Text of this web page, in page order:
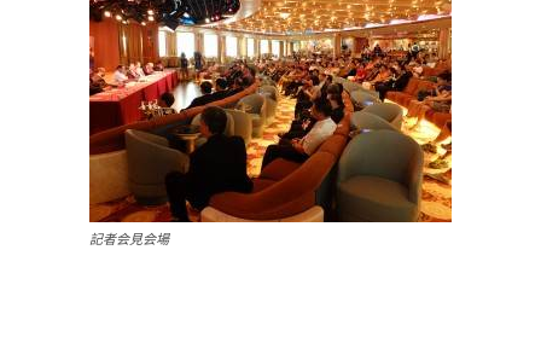
記者会見会場